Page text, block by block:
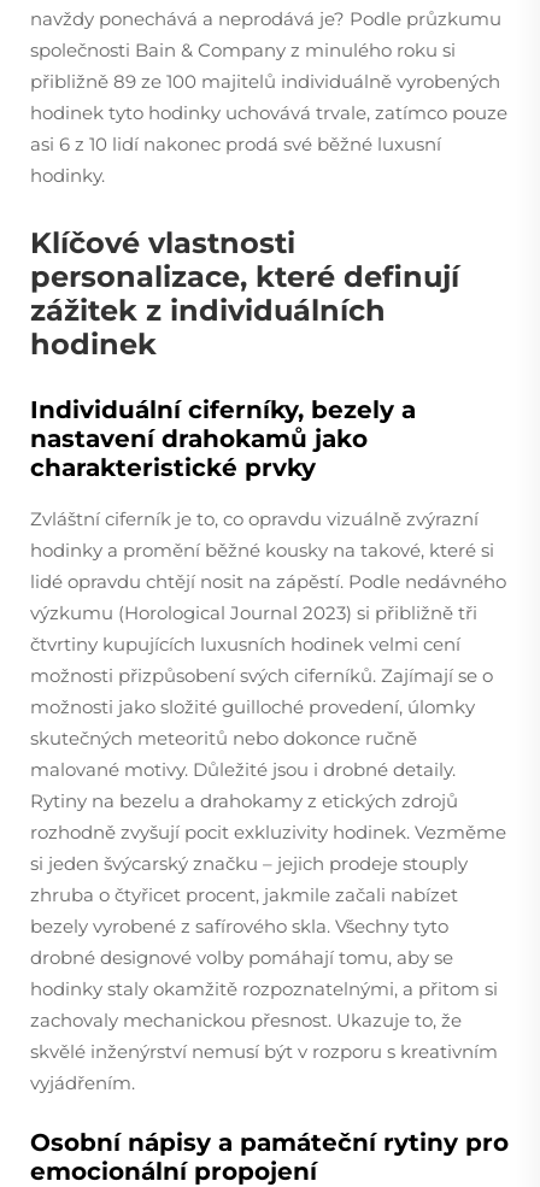
navždy ponechává a neprodává je? Podle průzkumu
společnosti Bain & Company z minulého roku si
přibližně 89 ze 100 majitelů individuálně vyrobených
hodinek tyto hodinky uchovává trvale, zatímco pouze
asi 6 z 10 lidí nakonec prodá své běžné luxusní
hodinky.
Klíčové vlastnosti
personalizace, které definují
zážitek z individuálních
hodinek
Individuální ciferníky, bezely a
nastavení drahokamů jako
charakteristické prvky
Zvláštní ciferník je to, co opravdu vizuálně zvýrazní
hodinky a promění běžné kousky na takové, které si
lidé opravdu chtějí nosit na zápěstí. Podle nedávného
výzkumu (Horological Journal 2023) si přibližně tři
čtvrtiny kupujících luxusních hodinek velmi cení
možnosti přizpůsobení svých ciferníků. Zajímají se o
možnosti jako složité guilloché provedení, úlomky
skutečných meteoritů nebo dokonce ručně
malované motivy. Důležité jsou i drobné detaily.
Rytiny na bezelu a drahokamy z etických zdrojů
rozhodně zvyšují pocit exkluzivity hodinek. Vezměme
si jeden švýcarský značku – jejich prodeje stouply
zhruba o čtyřicet procent, jakmile začali nabízet
bezely vyrobené z safírového skla. Všechny tyto
drobné designové volby pomáhají tomu, aby se
hodinky staly okamžitě rozpoznatelnými, a přitom si
zachovaly mechanickou přesnost. Ukazuje to, že
skvělé inženýrství nemusí být v rozporu s kreativním
vyjádřením.
Osobní nápisy a památeční rytiny pro
emocionální propojení